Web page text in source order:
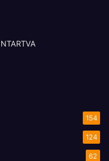
154
124
62